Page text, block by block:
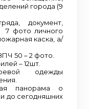
города (9
документ,
7 фото личного
каска, а/
50 – 2 фото.
– 12шт.
одежды
панорама о
до сегодняшних